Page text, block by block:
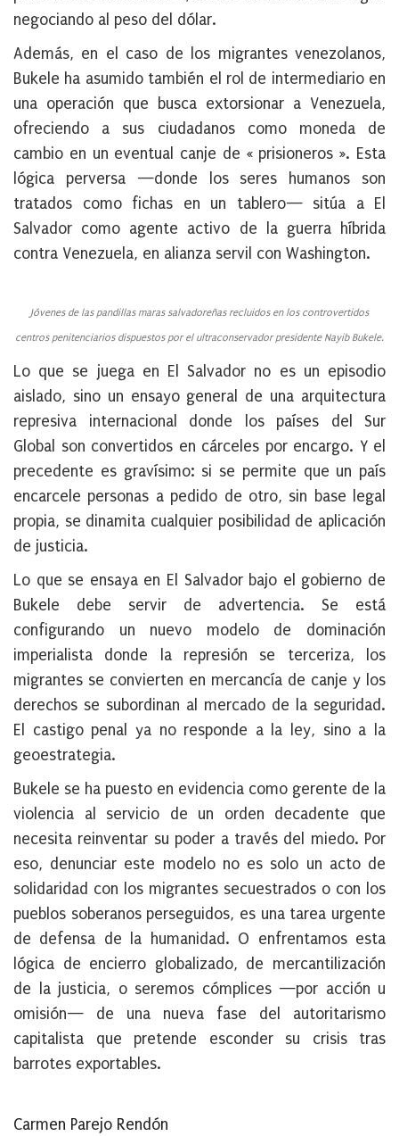
negociando al peso del dólar.
Además, en el caso de los migrantes venezolanos,
Bukele ha asumido también el rol de intermediario en
una operación que busca extorsionar a Venezuela,
ofreciendo a sus ciudadanos como moneda de
cambio en un eventual canje de « prisioneros ». Esta
lógica perversa —donde los seres humanos son
tratados como fichas en un tablero— sitúa a El
Salvador como agente activo de la guerra híbrida
contra Venezuela, en alianza servil con Washington.
Jóvenes de las pandillas maras salvadoreñas recluidos en los controvertidos
centros penitenciarios dispuestos por el ultraconservador presidente Nayib Bukele.
Lo que se juega en El Salvador no es un episodio
aislado, sino un ensayo general de una arquitectura
represiva internacional donde los países del Sur
Global son convertidos en cárceles por encargo. Y el
precedente es gravísimo: si se permite que un país
encarcele personas a pedido de otro, sin base legal
propia, se dinamita cualquier posibilidad de aplicación
de justicia.
Lo que se ensaya en El Salvador bajo el gobierno de
Bukele debe servir de advertencia. Se está
configurando un nuevo modelo de dominación
imperialista donde la represión se terceriza, los
migrantes se convierten en mercancía de canje y los
derechos se subordinan al mercado de la seguridad.
El castigo penal ya no responde a la ley, sino a la
geoestrategia.
Bukele se ha puesto en evidencia como gerente de la
violencia al servicio de un orden decadente que
necesita reinventar su poder a través del miedo. Por
eso, denunciar este modelo no es solo un acto de
solidaridad con los migrantes secuestrados o con los
pueblos soberanos perseguidos, es una tarea urgente
de defensa de la humanidad. O enfrentamos esta
lógica de encierro globalizado, de mercantilización
de la justicia, o seremos cómplices—por acción u
omisión— de una nueva fase del autoritarismo
capitalista que pretende esconder su crisis tras
barrotes exportables.
Carmen Parejo Rendón